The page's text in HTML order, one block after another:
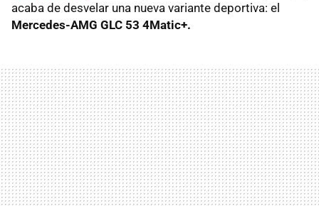
acaba de desvelar una nueva variante deportiva: el
Mercedes-AMG GLC 53 4Matic+.